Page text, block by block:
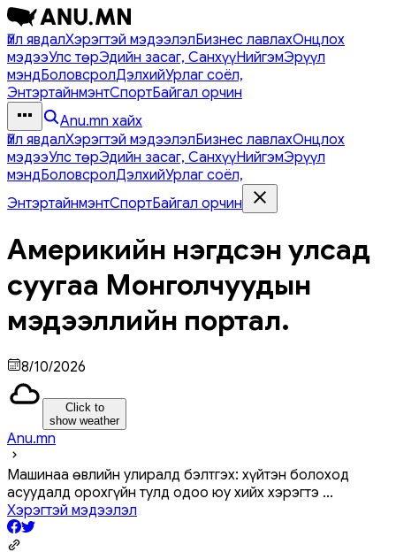
Үйл явдалХэрэгтэй мэдээлэлБизнес лавлахОнцлох
мэдээУлс төрЭдийн засаг, СанхүүНийгэмЭрүүл
мэндБоловсролДэлхийУрлаг соёл,
ЭнтэртайнмэнтСпортБайгал орчин
Anu.mn хайх
Үйл явдалХэрэгтэй мэдээлэлБизнес лавлахОнцлох
мэдээУлс төрЭдийн засаг, СанхүүНийгэмЭрүүл
мэндБоловсролДэлхийУрлаг соёл,
ЭнтэртайнмэнтСпортБайгал орчин
Америкийн нэгдсэн улсад
суугаа Монголчуудын
мэдээллийн портал.
8/10/2026
Click to
show weather
Anu.mn
Машинаа өвлийн улиралд бэлтгэх: хүйтэн болоход
асуудалд орохгүйн тулд одоо юу хийх хэрэгтэ ...
Хэрэгтэй мэдээлэл